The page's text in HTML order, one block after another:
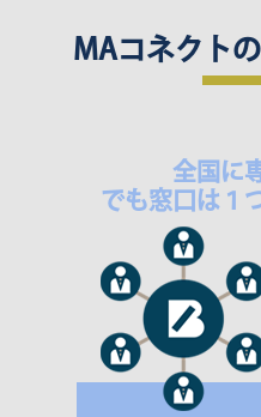
MAコネクト
全国に
でも窓口は１